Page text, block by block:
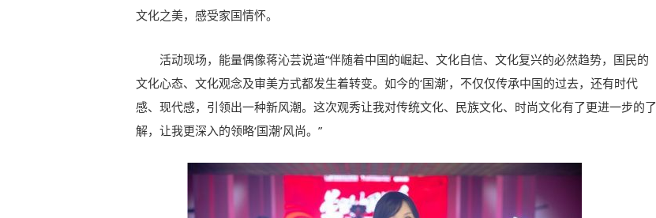
文化之美，感受家国情怀。
活动现场，能量偶像蒋沁芸说道“伴随着中国的崛起、文化自信、文化复兴的必然趋势，国民的
文化心态、文化观念及审美方式都发生着转变。如今的‘国潮’，不仅仅传承中国的过去，还有时代
感、现代感，引领出一种新风潮。这次观秀让我对传统文化、民族文化、时尚文化有了更进一步的了
解，让我更深入的领略‘国潮’风尚。”